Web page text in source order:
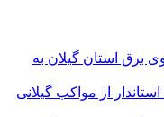
برق استان گیلان به
از مواکب گیلانی